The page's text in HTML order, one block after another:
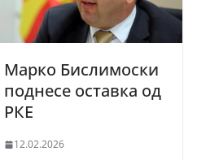
Марко Бислимоски
поднесе оставка од
РКЕ
12.02.2026